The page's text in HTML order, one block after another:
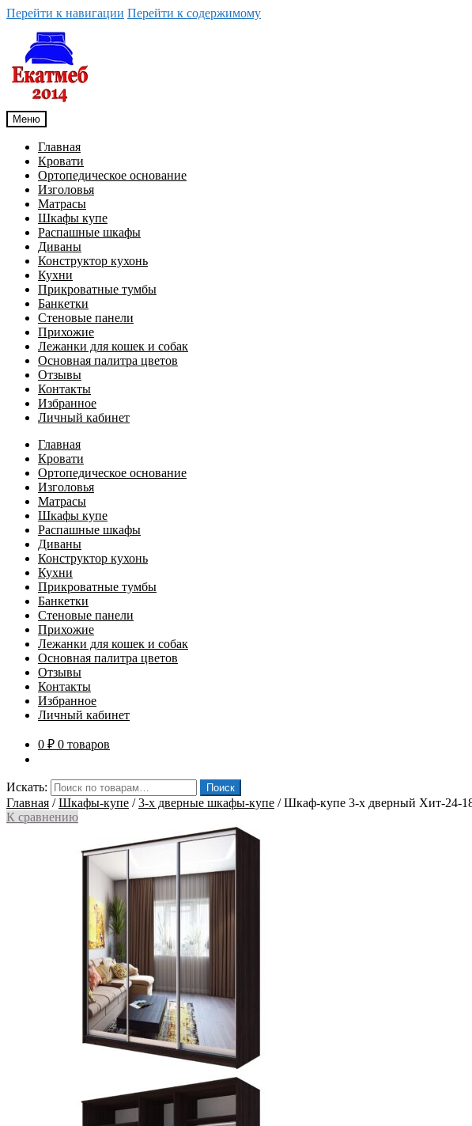
Перейти к навигации Перейти к содержимому
Меню
Главная
Кровати
Ортопедическое основание
Изголовья
Матрасы
Шкафы купе
Распашные шкафы
Диваны
Конструктор кухонь
Кухни
Прикроватные тумбы
Банкетки
Стеновые панели
Прихожие
Лежанки для кошек и собак
Основная палитра цветов
Отзывы
Контакты
Избранное
Личный кабинет
Главная
Кровати
Ортопедическое основание
Изголовья
Матрасы
Шкафы купе
Распашные шкафы
Диваны
Конструктор кухонь
Кухни
Прикроватные тумбы
Банкетки
Стеновые панели
Прихожие
Лежанки для кошек и собак
Основная палитра цветов
Отзывы
Контакты
Избранное
Личный кабинет
0 ₽ 0 товаров
Искать: Поиск
Главная /Шкафы-купе /3-х дверные шкафы-купе /Шкаф-купе 3-х дверный Хит-24-
К сравнению